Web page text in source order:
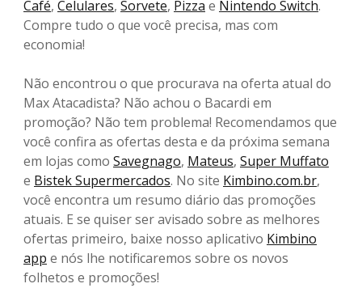
Café, Celulares, Sorvete, Pizza e Nintendo Switch.
Compre tudo o que você precisa, mas com
economia!
Não encontrou o que procurava na oferta atual do
Max Atacadista? Não achou o Bacardi em
promoção? Não tem problema! Recomendamos que
você confira as ofertas desta e da próxima semana
em lojas como Savegnago, Mateus, Super Muffato
e Bistek Supermercados. No site Kimbino.com.br,
você encontra um resumo diário das promoções
atuais. E se quiser ser avisado sobre as melhores
ofertas primeiro, baixe nosso aplicativo Kimbino
app e nós lhe notificaremos sobre os novos
folhetos e promoções!